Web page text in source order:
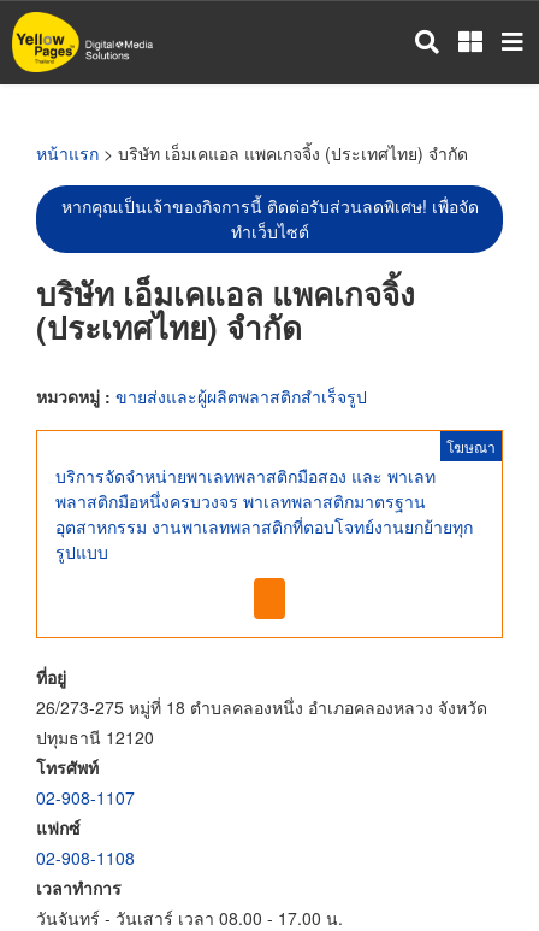
ข้าม
ไป
หน้าแรก > บริษัท เอ็มเคแอล แพคเกจจิ้ง (ประเทศไทย) จำกัด
หากคุณเป็นเจ้าของกิจการนี้ ติดต่อรับส่วนลดพิเศษ! เพื่อจัด
ทำเว็บไซต์
บริษัท เอ็มเคแอล แพคเกจจิ้ง
(ประเทศไทย) จำกัด
หมวดหมู่ : ขายส่งและผู้ผลิตพลาสติกสำเร็จรูป
โฆษณา
บริการจัดจำหน่ายพาเลทพลาสติกมือสอง และ พาเลท
พลาสติกมือหนึ่งครบวงจร พาเลทพลาสติกมาตรฐาน
อุตสาหกรรม งานพาเลทพลาสติกที่ตอบโจทย์งานยกย้ายทุก
รูปแบบ
ที่อยู่
26/273-275 หมู่ที่ 18 ตำบลคลองหนึ่ง อำเภอคลองหลวง จังหวัด
ปทุมธานี 12120
โทรศัพท์
02-908-1107
แฟกซ์
02-908-1108
เวลาทำการ
วันจันทร์ - วันเสาร์ เวลา 08.00 - 17.00 น.